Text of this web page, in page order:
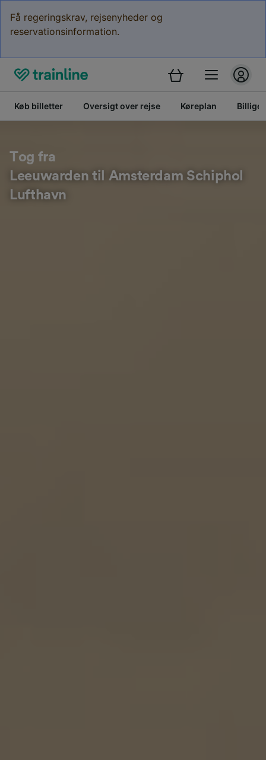
Få regeringskrav, rejsenyheder og
reservationsinformation.
Køb billetter Oversigt over rejse Køreplan Billige
Tog fra
Leeuwarden til Amsterdam Schiphol
Lufthavn